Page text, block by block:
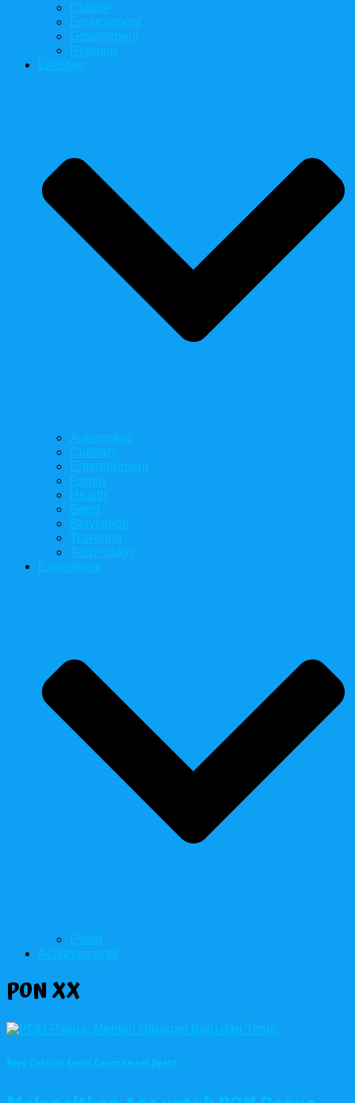
Culture
Environment
Government
Religion
Lifestyle
Automotive
Culinary
Entertainment
Family
Health
Sport
Staycation
Traveling
Technology
Experience
Event
Achievements
PON XX
Blog ContestEventGovernmentSport